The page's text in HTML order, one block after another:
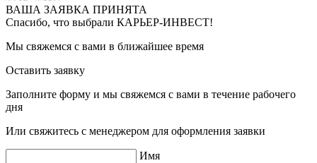
ВАША ЗАЯВКА ПРИНЯТА
Спасибо, что выбрали КАРЬЕР-ИНВЕСТ!
Мы свяжемся с вами в ближайшее время
Оставить заявку
Заполните форму и мы свяжемся с вами в течение рабочего
дня
Или свяжитесь с менеджером для оформления заявки
Имя